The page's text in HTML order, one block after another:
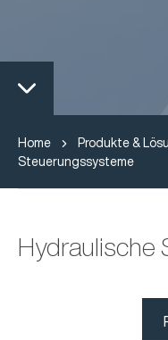
Home Produkte &
Steuerungssysteme
Hydraulische